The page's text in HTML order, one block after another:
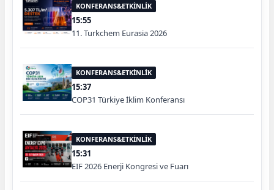
KONFERANS&ETKİNLİK
15:55
11. Turkchem Eurasia 2026
KONFERANS&ETKİNLİK
15:37
COP31 Türkiye İklim Konferansı
KONFERANS&ETKİNLİK
15:31
EIF 2026 Enerji Kongresi ve Fuarı